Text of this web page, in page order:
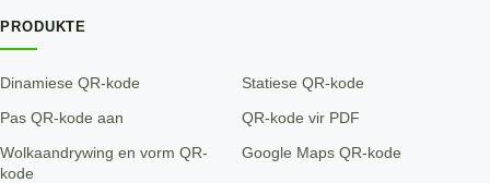
PRODUKTE
Dinamiese QR-kode Statiese QR-kode
Pas QR-kode aan QR-kode vir PDF
Wolkaandrywing en vorm QR-
kode
Google Maps QR-kode